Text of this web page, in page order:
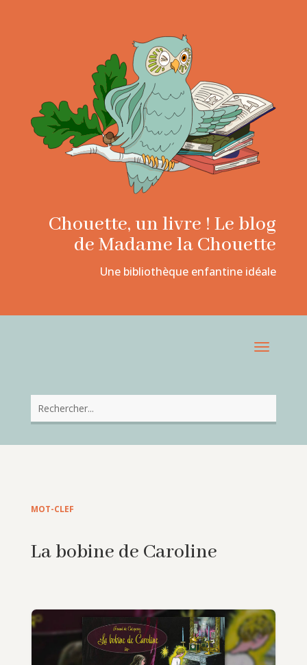
Chouette, un livre ! Le blog
de Madame la Chouette
Une bibliothèque enfantine idéale
MOT-CLEF
La bobine de Caroline